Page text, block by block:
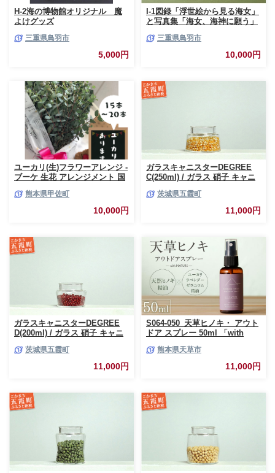
H-2海の博物館オリジナル 魔
よけグッズ
三重県鳥羽市
5,000円
I-1図録「浮世絵から見る海女」
と写真集「海女、海神に願う」
三重県鳥羽市
10,000円
ユーカリ(生)フラワーアレンジ -
ブーケ 生花 アレンジメント 国
ンテリア 虫よけ作用 人気 おす
熊本県甲佐町
10,000円
ガラスキャニスターDEGREE
C(250ml) / ガラス 硝子 キャニ
耐熱 一生もの 職人 こだわり
JIDA デザインミュージアムセ
レクション 茨城県 五霞町
茨城県五霞町
11,000円
ガラスキャニスターDEGREE
D(200ml) / ガラス 硝子 キャニ
耐熱 一生もの 職人 こだわり
JIDA デザインミュージアムセ
レクション 茨城県 五霞町
茨城県五霞町
11,000円
S064-050_天草ヒノキ・ アウト
ドア スプレー 50ml 「with
熊本県天草市
11,000円